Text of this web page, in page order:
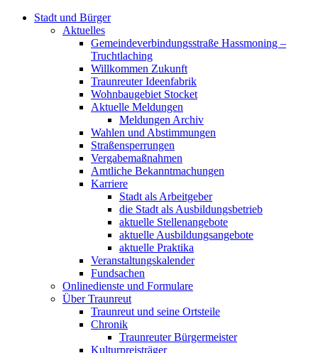
Stadt und Bürger
Aktuelles
Gemeindeverbindungsstraße Hassmoning –
Truchtlaching
Willkommen Zukunft
Traunreuter Ideenfabrik
Wohnbaugebiet Stocket
Aktuelle Meldungen
Meldungen Archiv
Wahlen und Abstimmungen
Straßensperrungen
Vergabemaßnahmen
Amtliche Bekanntmachungen
Karriere
Stadt als Arbeitgeber
die Stadt als Ausbildungsbetrieb
aktuelle Stellenangebote
aktuelle Ausbildungsangebote
aktuelle Praktika
Veranstaltungskalender
Fundsachen
Onlinedienste und Formulare
Über Traunreut
Traunreut und seine Ortsteile
Chronik
Traunreuter Bürgermeister
Kulturpreisträger